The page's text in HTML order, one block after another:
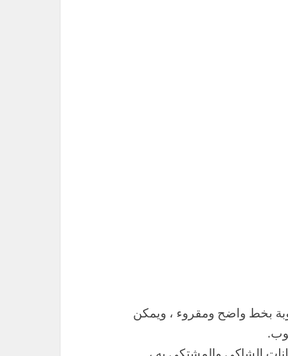
بخط واضح ومقروء ، ويمكن